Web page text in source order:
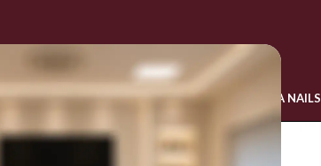
PROGRAMMA MASTER CLASSCORSI ONLINE LINEA NAILS